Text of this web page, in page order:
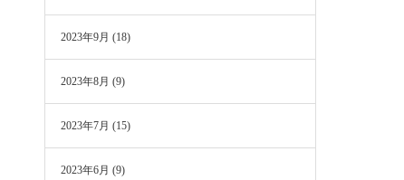
2023年9月 (18)
2023年8月 (9)
2023年7月 (15)
2023年6月 (9)